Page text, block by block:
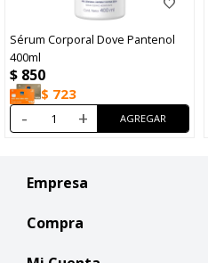
Sérum Corporal Dove Pantenol
400ml
$ 850
$ 723
- +
Empresa
Compra